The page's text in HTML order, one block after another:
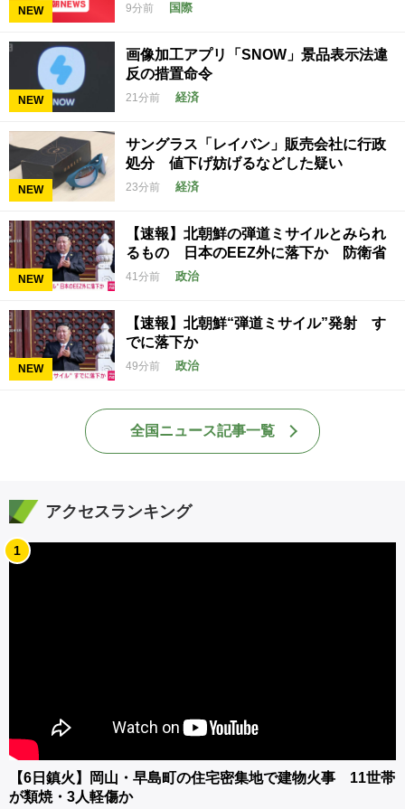
NEW 9分前 国際
NEW
画像加工アプリ「SNOW」景品表示法違
反の措置命令
21分前 経済
NEW
サングラス「レイバン」販売会社に行政
処分 値下げ妨げるなどした疑い
23分前 経済
NEW
【速報】北朝鮮の弾道ミサイルとみられ
るもの 日本のEEZ外に落下か 防衛省
41分前 政治
NEW
【速報】北朝鮮“弾道ミサイル”発射 す
でに落下か
49分前 政治
全国ニュース記事一覧
アクセスランキング
1
【6日鎮火】岡山・早島町の住宅密集地で建物火事 11世帯
が類焼・3人軽傷か